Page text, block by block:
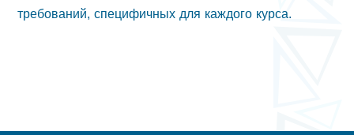
требований, специфичных для каждого курса.